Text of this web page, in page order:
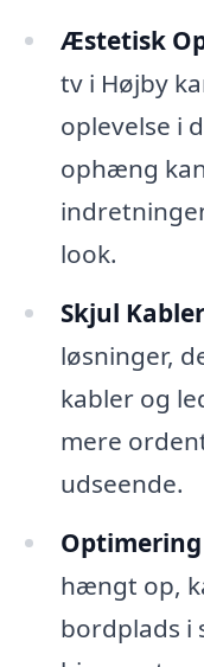
Æstetisk
tv i Højby
oplevelse i
ophæng
look.
Skjul
løsninger,
kabler og
mere
udseende.
Optimering
hængt op,
bordplads i